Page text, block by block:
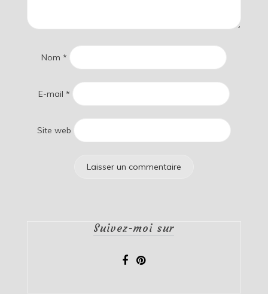
Nom *
E-mail *
Site web
Suivez-moi sur